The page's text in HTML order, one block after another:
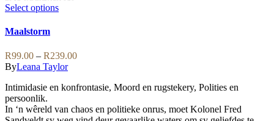
Select optionsThis
variants.
The
options
may
chosen
on
Maalstorm
R99.00 – R239.00Price
through
ByLeana Taylor
Intimidasie en konfrontasie, Moord en rugstekery, Polities en
persoonlik.
In ‘n wêreld van chaos en politieke onrus, moet Kolonel Fred